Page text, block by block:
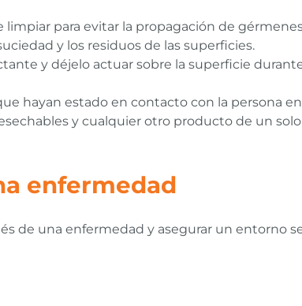
limpiar para evitar la propagación de
y los residuos de las superficies.
y déjelo actuar sobre la superficie
hayan estado en contacto con la persona
y cualquier otro producto de un
enfermedad
de una enfermedad y asegurar un entorno